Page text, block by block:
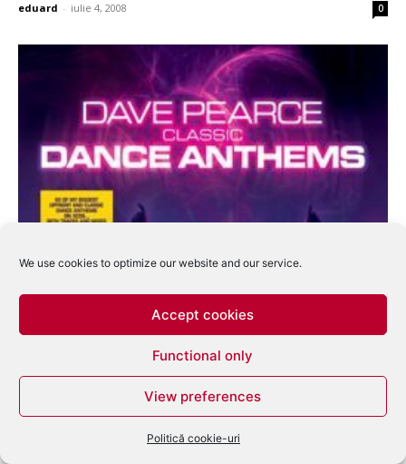
We use cookies to optimize our website and our service.
Accept cookies
Functional only
View preferences
Politică cookie-uri
eduard - iulie 4, 2008 0
Dave Pearce lanseaza „Classic Dance
Anthems”
noiembrie 27, 2007